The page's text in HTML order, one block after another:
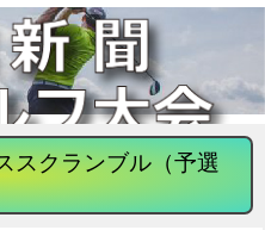
スクランブル（予選